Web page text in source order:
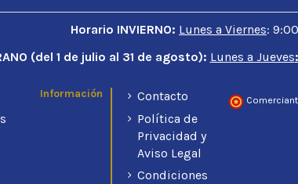
Horario INVIERNO: Lunes a Viernes:
(del 1 de julio al 31 de agosto): Lunes a Jueves:
Información
Contacto
Política de
Privacidad y
Aviso Legal
Condiciones